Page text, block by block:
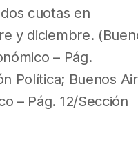
cuotas en
y diciembre.
– Pág.
Política; Buenos
– Pág. 12/Sección